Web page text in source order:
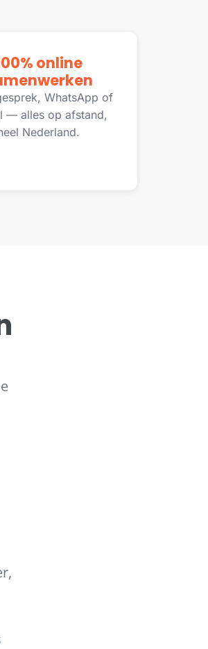
online
WhatsApp of
— alles op afstand,
Nederland.